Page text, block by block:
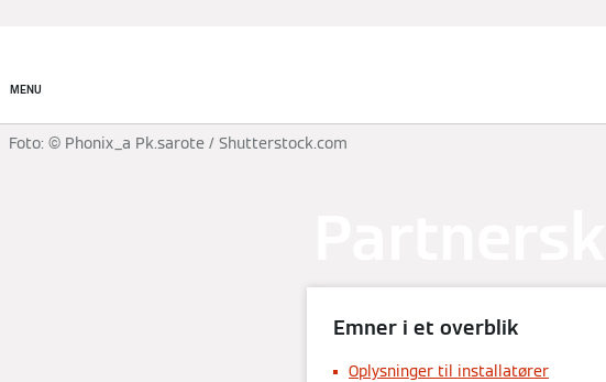
MENU
Foto: © Phonix_a Pk.sarote / Shutterstock.com
Emner i et overblik
Oplysninger til installatører